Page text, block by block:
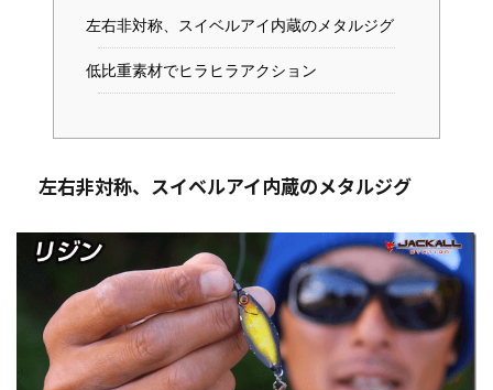
左右非対称、スイベルアイ内蔵のメタルジグ
低比重素材でヒラヒラアクション
左右非対称、スイベルアイ内蔵のメタルジグ